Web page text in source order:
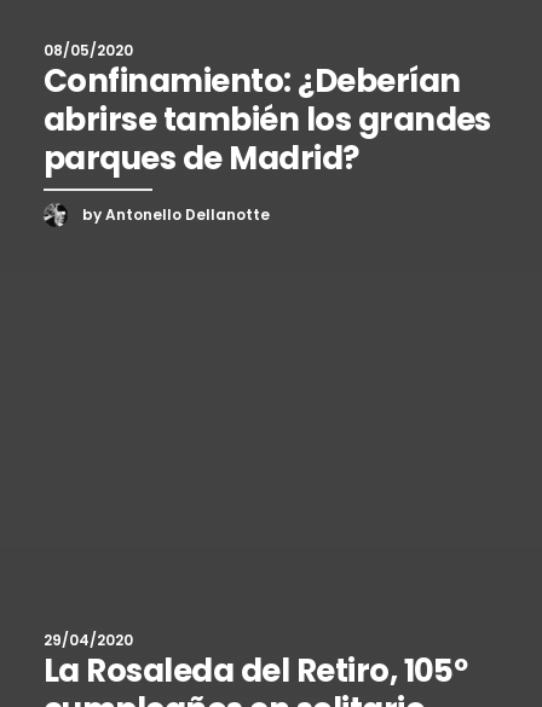
08/05/2020
Confinamiento: ¿Deberían
abrirse también los grandes
parques de Madrid?
by Antonello Dellanotte
29/04/2020
La Rosaleda del Retiro, 105º